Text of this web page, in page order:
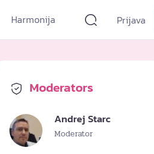
Harmonija Prijava
Moderators
Andrej Starc
Moderator